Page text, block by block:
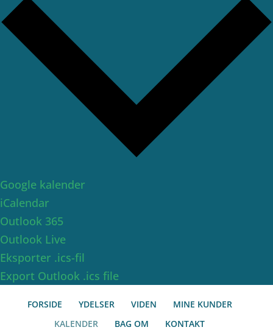
Google kalender
iCalendar
Outlook 365
Outlook Live
Eksporter .ics-fil
Export Outlook .ics file
FORSIDE YDELSER VIDEN
MINE KUNDER
KALENDER
BAG OM KONTAKT